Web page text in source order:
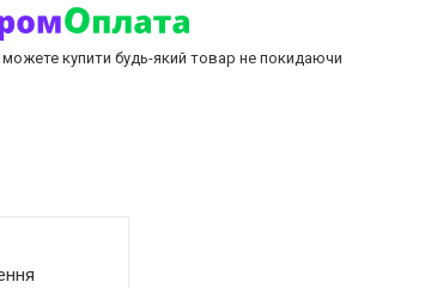
можете купити будь-який товар не покидаючи